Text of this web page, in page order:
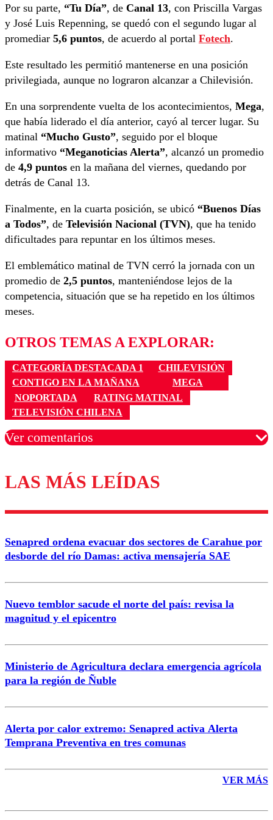
Por su parte, “Tu Día”, de Canal 13, con Priscilla Vargas
y José Luis Repenning, se quedó con el segundo lugar al
promediar 5,6 puntos, de acuerdo al portal Fotech.
Este resultado les permitió mantenerse en una posición
privilegiada, aunque no lograron alcanzar a Chilevisión.
En una sorprendente vuelta de los acontecimientos, Mega,
que había liderado el día anterior, cayó al tercer lugar. Su
matinal “Mucho Gusto”, seguido por el bloque
informativo “Meganoticias Alerta”, alcanzó un promedio
de 4,9 puntos en la mañana del viernes, quedando por
detrás de Canal 13.
Finalmente, en la cuarta posición, se ubicó “Buenos Días
a Todos”, de Televisión Nacional (TVN), que ha tenido
dificultades para repuntar en los últimos meses.
El emblemático matinal de TVN cerró la jornada con un
promedio de 2,5 puntos, manteniéndose lejos de la
competencia, situación que se ha repetido en los últimos
meses.
OTROS TEMAS A EXPLORAR:
CATEGORÍA DESTACADA 1
CHILEVISIÓN
CONTIGO EN LA MAÑANA
MEGA
NOPORTADA
RATING MATINAL
TELEVISIÓN CHILENA
Ver comentarios
Los comentarios son moderados para garantizar un
diálogo respetuoso.
Correo
LAS MÁS LEÍDAS
Senapred ordena evacuar dos sectores de Carahue por
desborde del río Damas: activa mensajería SAE
Nuevo temblor sacude el norte del país: revisa la
magnitud y el epicentro
Ministerio de Agricultura declara emergencia agrícola
para la región de Ñuble
Alerta por calor extremo: Senapred activa Alerta
Temprana Preventiva en tres comunas
VER MÁS